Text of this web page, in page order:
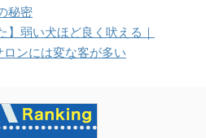
秘密
】弱い犬ほど良く吠える｜
ンには変な客が多い